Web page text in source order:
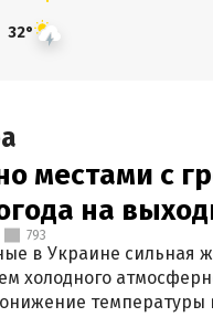
32°
местами с
на
793
в Украине сильная
холодного
температуры